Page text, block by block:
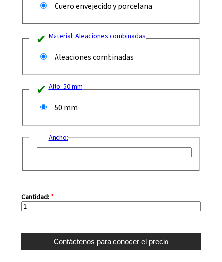
Cuero envejecido y porcelana
Material: Aleaciones combinadas
Aleaciones combinadas
Alto: 50 mm
50 mm
Ancho:
Cantidad:*